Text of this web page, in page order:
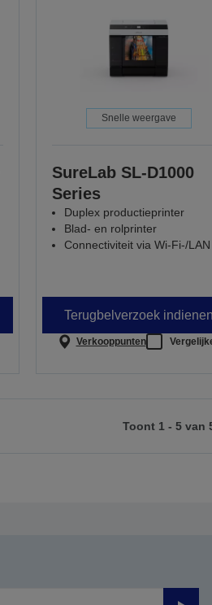
Snelle weergave
SureLab SL-D1000
Series
Duplex productieprinter
Blad- en rolprinter
Connectiviteit via Wi-Fi-/LAN
Terugbelverzoek
Verkooppunten
Toont 1 - 5 van